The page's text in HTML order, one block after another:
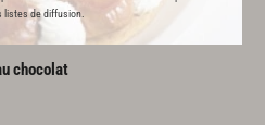
listes de diffusion.GOÛT VOUS
chocolat